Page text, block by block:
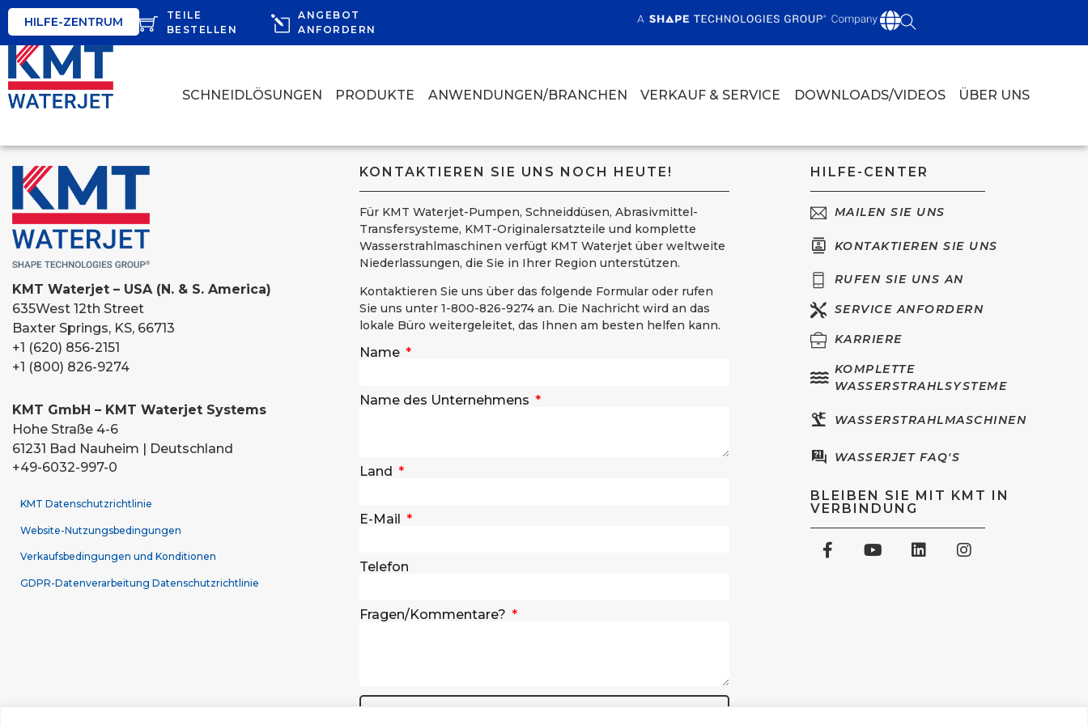
HILFE-ZENTRUM
TEILE
BESTELLEN
ANGEBOT
ANFORDERN
SCHNEIDLÖSUNGEN PRODUKTE ANWENDUNGEN/BRANCHEN VERKAUF & SERVICE DOWNLOADS/VIDEOS ÜBER UNS
KMT Waterjet – USA (N. & S. America)
635West 12th Street
Baxter Springs, KS, 66713
+1 (620) 856-2151
+1 (800) 826-9274
KMT GmbH – KMT Waterjet Systems
Hohe Straße 4-6
61231 Bad Nauheim | Deutschland
+49-6032-997-0
KMT Datenschutzrichtlinie
Website-Nutzungsbedingungen
Verkaufsbedingungen und Konditionen
GDPR-Datenverarbeitung Datenschutzrichtlinie
KONTAKTIEREN SIE UNS NOCH HEUTE!
Für KMT Waterjet-Pumpen, Schneiddüsen, Abrasivmittel-
Transfersysteme, KMT-Originalersatzteile und komplette
Wasserstrahlmaschinen verfügt KMT Waterjet über weltweite
Niederlassungen, die Sie in Ihrer Region unterstützen.
Kontaktieren Sie uns über das folgende Formular oder rufen
Sie uns unter 1-800-826-9274 an. Die Nachricht wird an das
lokale Büro weitergeleitet, das Ihnen am besten helfen kann.
Name
Name des Unternehmens
Land
E-Mail
Telefon
Fragen/Kommentare?
HILFE-CENTER
MAILEN SIE UNS
KONTAKTIEREN SIE UNS
RUFEN SIE UNS AN
SERVICE ANFORDERN
KARRIERE
KOMPLETTE
WASSERSTRAHLSYSTEME
WASSERSTRAHLMASCHINEN
WASSERJET FAQ'S
BLEIBEN SIE MIT KMT IN
VERBINDUNG